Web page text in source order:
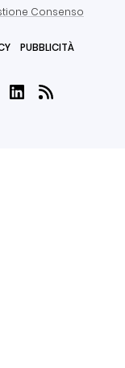
Consenso
PUBBLICITÀ